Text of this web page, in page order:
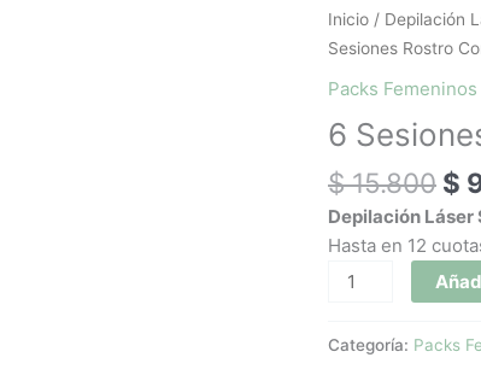
Inicio / Depilación
Sesiones Rostro
Packs
6
$15.800
El
$
$
Depilación Láser
Hasta en 12
6
Sesiones
cantidad
Categoría: Packs